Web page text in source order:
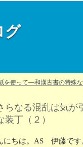
グ
を使って―和漢古書の特殊
らなる混乱は気
装丁（２）
にちは。AS 伊藤です